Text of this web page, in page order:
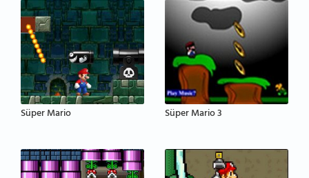
Süper Mario Süper Mario 3